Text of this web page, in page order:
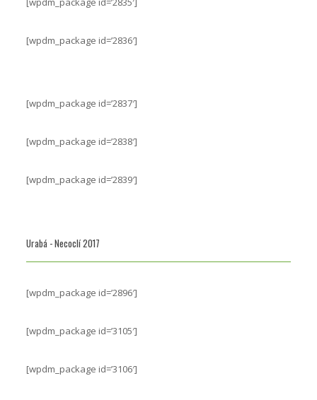
[wpdm_package id=’2836′]
[wpdm_package id=’2837′]
[wpdm_package id=’2838′]
[wpdm_package id=’2839′]
Urabá - Necoclí 2017
[wpdm_package id=’2896′]
[wpdm_package id=’3105′]
[wpdm_package id=’3106′]